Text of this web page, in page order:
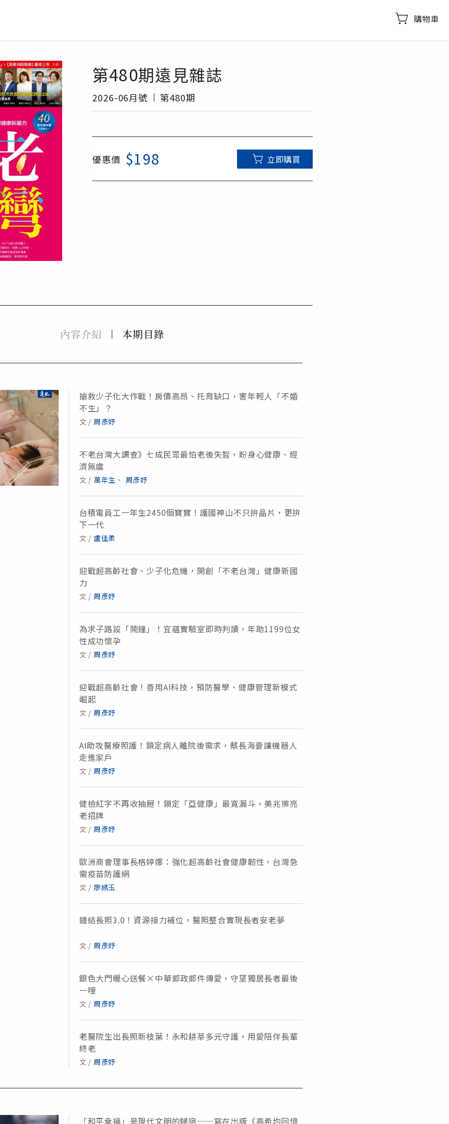
購物車
第480期遠見雜誌
2026-06月號 第480期
優惠價 $198 立即購買
內容介紹 本期目錄
搶救少子化大作戰！房價高昂、托育缺口，害年輕人「不婚
不生」？
文 / 周彥妤
不老台灣大調查》七成民眾最怕老後失智，盼身心健康、經
濟無虞
文 / 萬年生 、 周彥妤
台積電員工一年生2450個寶寶！護國神山不只拚晶片，更拚
下一代
文 / 盧佳柔
迎戰超高齡社會、少子化危機，開創「不老台灣」健康新國
力
文 / 周彥妤
為求子路設「鬧鐘」！宜蘊實驗室即時判讀，年助1199位女
性成功懷孕
文 / 周彥妤
迎戰超高齡社會！善用AI科技，預防醫學、健康管理新模式
崛起
文 / 周彥妤
AI助攻醫療照護！鎖定病人離院後需求，蔡長海要讓機器人
走進家戶
文 / 周彥妤
健檢紅字不再收抽屜！鎖定「亞健康」最寬漏斗，美兆擦亮
老招牌
文 / 周彥妤
歐洲商會理事長格婷娜：強化超高齡社會健康韌性，台灣急
需疫苗防護網
文 / 廖綉玉
鏈結長照3.0！資源接力補位，醫照整合實現長者安老夢
文 / 周彥妤
銀色大門暖心送餐×中華郵政郵件傳愛，守望獨居長者最後
一哩
文 / 周彥妤
老醫院生出長照新枝葉！永和耕莘多元守護，用愛陪伴長輩
終老
文 / 周彥妤
「和平幸福」是現代文明的歸宿──寫在出版《高希均回憶